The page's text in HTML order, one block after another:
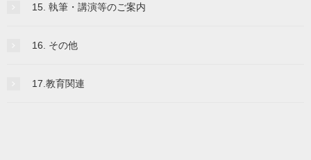
15. 執筆・講演等のご案内
16. その他
17.教育関連